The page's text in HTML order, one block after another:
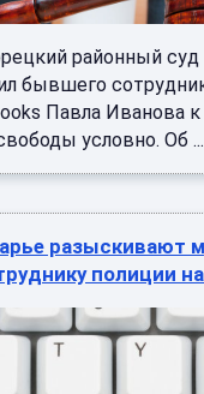
районный
бывшего
Павла Иванова
условно. Об ...
разыскивают
полиции